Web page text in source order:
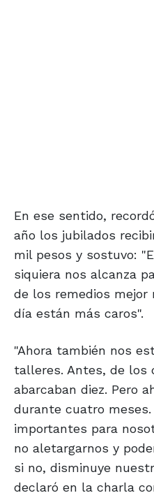
En ese sentido,
año los jubilados
mil pesos y sostuvo:
siquiera nos alcanza
de los remedios mejor
día están más caros".
"Ahora también nos
talleres. Antes, de los
abarcaban diez. Pero
durante cuatro
importantes para
no aletargarnos y
si no, disminuye
declaró en la charla